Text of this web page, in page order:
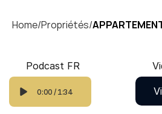
Home/Propriétés/
Podcast FR
0:00 / 1:34